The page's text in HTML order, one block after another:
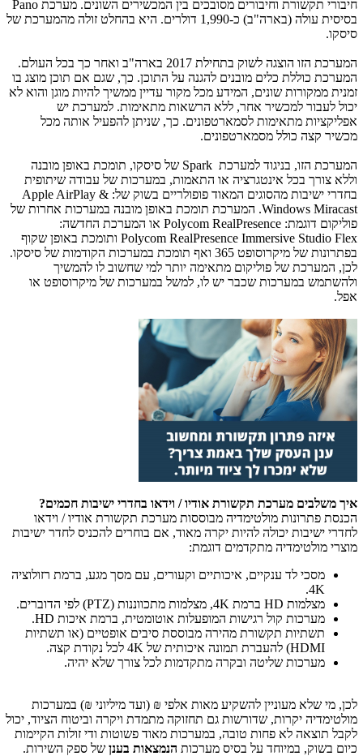
חיבורי תקשורת וחיבורים מסובכים בין המכשירים השונים. מערכת Pano
בסיסית עולה (בארה"ב) כ-1,990 דולרים. היא בהחלט זולה מהמערכת של
סיסקו.
המערכת הזו הוצגה לשוק בתחילת 2017 בארה"ב ואחר כך בכל העולם.
המערכת כוללת כלים מובנים להגנה על התוכן. כך, שגם אם תוכן מוצג בו
זמנית ממקורות שונים, המידע מכל מקור עדיין ממשיך להיות מוגן והוא לא
יכול לעבור למכשיר אחר, ללא הרשאות מתאימות. למערכת יש
אפליקציות מתאימות לסמארטפונים. כך, שניתן להפעיל אותה מכל
מכשיר קצה כולל מסמארטפונים.
המערכת הזו, בניגוד למערכת Spark של סיסקו, תומכת באופן מובנה
וללא צורך בכל אינטגרציה או התאמות, במערכות של עבודה שיתופית
בחדרי ישיבות מהסוגים המאוד פופולריים בשוק של: Apple AirPlay &
Windows Miracast. המערכת תומכת באופן מובנה במערכות אחרות של
פוליקום דוגמת: Polycom RealPresence או המערכת החדשה:
RealPresence Immersive Studio Flex
Polycom ותומכת באופן שקוף
בפתרונות של מיקרוסופט 365 ואף תומכת במערכות הקודמות של סיסקו.
לכן, המערכת של פוליקום מתאימה יותר למי שחשוב לו להמשיך
ולהשתמש במערכות שכבר יש לו, למשל במערכות של מיקרוסופט או
אפל.
איך משלבים מערכת תקשורת אודיו / וידאו בחדרי ישיבות חכמים?
הכנסת פתרונות מולטימדיה מבוססות מערכת תקשורת אודיו / וידאו
לחדרי ישיבות יכולה להיות יקרה מאוד, אם בוחרים להכניס לחדר ישיבות
מוצרי מולטימדיה מתקדמים דוגמת:
מסכי לד ענקיים, איכותיים וקעורים, עם מסך מגע, ברמת רזולוציה
4K
.
מצלמות HD ברמת 4K, מצלמות מתכווננות (PTZ) לפי הדוברים.
מערכות קול רגישות המופעלות אוטומטית, ברמת איכות HD
.
תשתיות תקשורת מהירה מבוססת סיבים אופטיים (או תשתיות
HDMI) להעברת תמונה איכותית של 4K לכל נקודת קצה.
מערכות שליטה ובקרה מתקדמות לכל צורך שלא יהיה.
לכן, מי שלא מעוניין להשקיע מאות אלפי ₪ (ועד מיליוני ₪) במערכות
מולטימדיה יקרות, שדורשות גם תחזוקה מתמדת ויקרה וביטוח הציוד, יכול
לקבל תוצאה לא פחות טובה, במערכות מאוד פשוטות ודי זולות הקיימות
כיום בשוק, במיוחד על בסיס מערכות הנמצאות בענן של ספק השירות.